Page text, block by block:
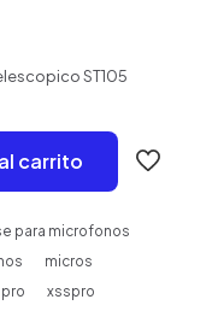
ST105
carrito
para microfonos
micros
xsspro